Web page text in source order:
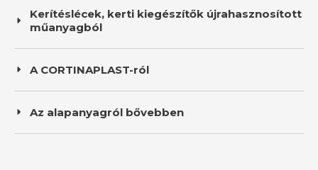
Kerítéslécek, kerti kiegészítők újrahasznosított
műanyagból
A CORTINAPLAST-ról
Az alapanyagról bővebben